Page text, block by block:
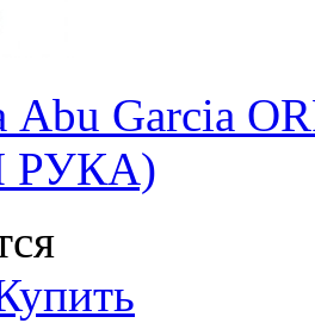
Abu Garcia
РУКА)